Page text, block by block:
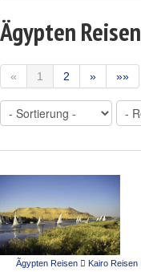
Ägypten Reisen
« 1 2 » »»
Ãgypten Reisen Kairo Reisen